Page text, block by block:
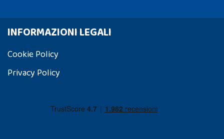
INFORMAZIONI LEGALI
Cookie Policy
Privacy Policy